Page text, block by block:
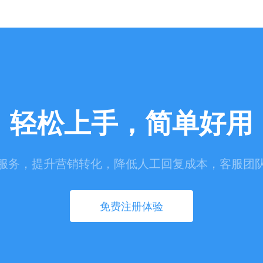
轻松上手，简单好用
务，提升营销转化，降低人工回复成本，客服团
免费注册体验